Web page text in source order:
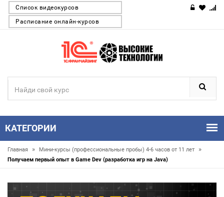
Список видеокурсов
Расписание онлайн-курсов
КАТЕГОРИИ
Главная » Мини-курсы (профессиональные пробы) 4-6 часов от 11 лет »
Получаем первый опыт в Game Dev (разработка игр на Java)